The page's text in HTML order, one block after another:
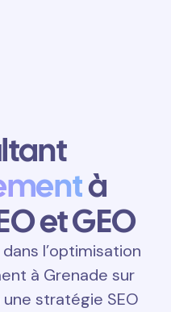
à
et GEO
l’optimisation
à Grenade sur
une stratégie SEO